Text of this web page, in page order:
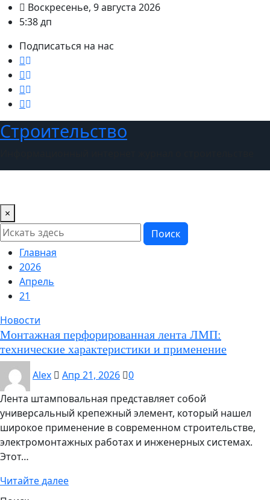
ПерейтиВоскресенье, 9 августа 2026
5:38 дп
Подписаться на нас
Строительство
×
Поиск
Главная
2026
Апрель
21
Новости
Монтажная перфорированная лента ЛМП:
технические характеристики и применение
Alex
Апр 21, 2026
0
Лента штамповальная представляет собой
универсальный крепежный элемент, который нашел
широкое применение в современном строительстве,
электромонтажных работах и инженерных системах.
Этот…
Читайте далее